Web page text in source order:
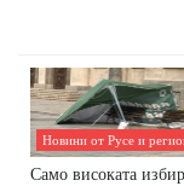
Новини от Русе и
Само високата